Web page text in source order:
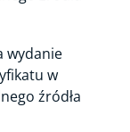
wydanie
w
źródła